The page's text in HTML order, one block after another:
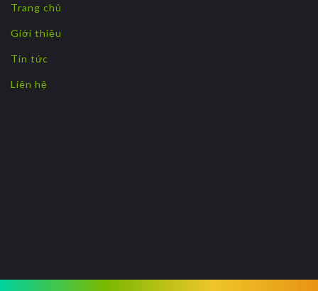
Trang chủ
Giới thiệu
Tin tức
Liên hệ